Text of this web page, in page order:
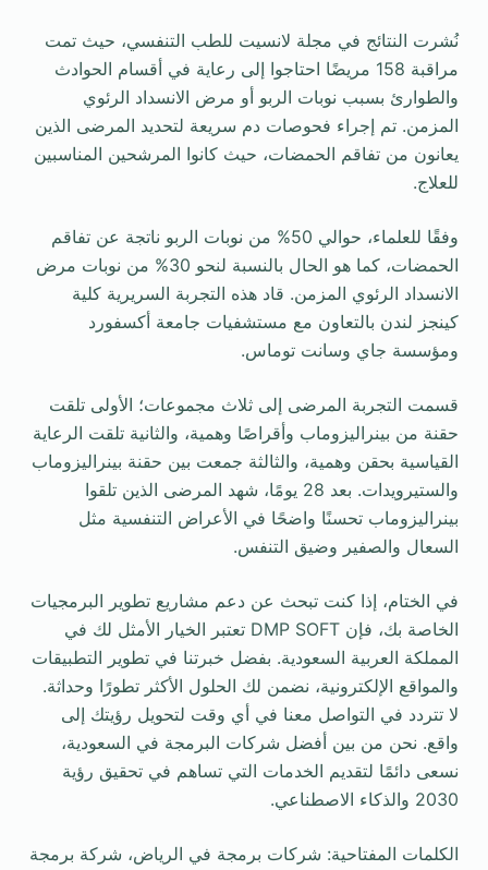
نُشرت النتائج في مجلة لانسيت للطب التنفسي، حيث تمت
مراقبة 158 مريضًا احتاجوا إلى رعاية في أقسام الحوادث
والطوارئ بسبب نوبات الربو أو مرض الانسداد الرئوي
المزمن. تم إجراء فحوصات دم سريعة لتحديد المرضى الذين
يعانون من تفاقم الحمضات، حيث كانوا المرشحين المناسبين
للعلاج.
وفقًا للعلماء، حوالي 50% من نوبات الربو ناتجة عن تفاقم
الحمضات، كما هو الحال بالنسبة لنحو 30% من نوبات مرض
الانسداد الرئوي المزمن. قاد هذه التجربة السريرية كلية
كينجز لندن بالتعاون مع مستشفيات جامعة أكسفورد
ومؤسسة جاي وسانت توماس.
قسمت التجربة المرضى إلى ثلاث مجموعات؛ الأولى تلقت
حقنة من بينراليزوماب وأقراصًا وهمية، والثانية تلقت الرعاية
القياسية بحقن وهمية، والثالثة جمعت بين حقنة بينراليزوماب
والستيرويدات. بعد 28 يومًا، شهد المرضى الذين تلقوا
بينراليزوماب تحسنًا واضحًا في الأعراض التنفسية مثل
السعال والصفير وضيق التنفس.
في الختام، إذا كنت تبحث عن دعم مشاريع تطوير البرمجيات
الخاصة بك، فإن DMP SOFT تعتبر الخيار الأمثل لك في
المملكة العربية السعودية. بفضل خبرتنا في تطوير التطبيقات
والمواقع الإلكترونية، نضمن لك الحلول الأكثر تطورًا وحداثة.
لا تتردد في التواصل معنا في أي وقت لتحويل رؤيتك إلى
واقع. نحن من بين أفضل شركات البرمجة في السعودية،
نسعى دائمًا لتقديم الخدمات التي تساهم في تحقيق رؤية
2030 والذكاء الاصطناعي.
الكلمات المفتاحية: شركات برمجة في الرياض، شركة برمجة